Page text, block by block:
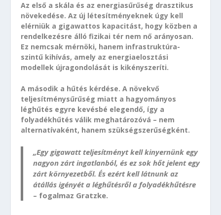
Az első a skála és az energiasűrűség drasztikus
növekedése. Az új létesítményeknek úgy kell
elérniük a gigawattos kapacitást, hogy közben a
rendelkezésre álló fizikai tér nem nő arányosan.
Ez nemcsak mérnöki, hanem infrastruktúra-
szintű kihívás, amely az energiaelosztási
modellek újragondolását is kikényszeríti.
A második a hűtés kérdése. A növekvő
teljesítménysűrűség miatt a hagyományos
léghűtés egyre kevésbé elegendő, így a
folyadékhűtés válik meghatározóvá – nem
alternatívaként, hanem szükségszerűségként.
„Egy gigawatt teljesítményt kell kinyernünk egy
nagyon zárt ingatlanból, és ez sok hőt jelent egy
zárt környezetből. És ezért kell látnunk az
átállás igényét a léghűtésről a folyadékhűtésre
– fogalmaz Gratzke.